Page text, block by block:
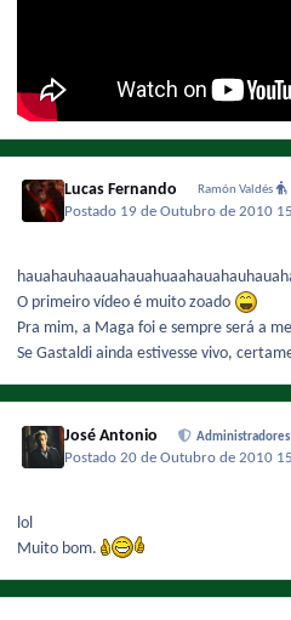
Lucas Fernando Ramón Valdés
Postado 19 de Outubro de 2010
O primeiro vídeo é muito zoado
Pra mim, a Maga foi e sempre será a
Se Gastaldi ainda estivesse vivo,
José Antonio
Postado20 de Outubro de 2010
lol
Muito bom.